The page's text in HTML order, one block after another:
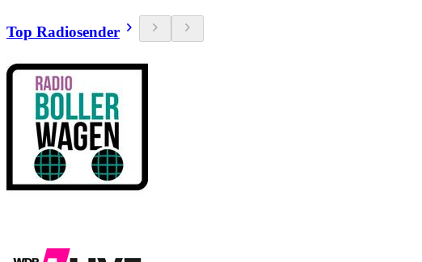
Top Radiosender